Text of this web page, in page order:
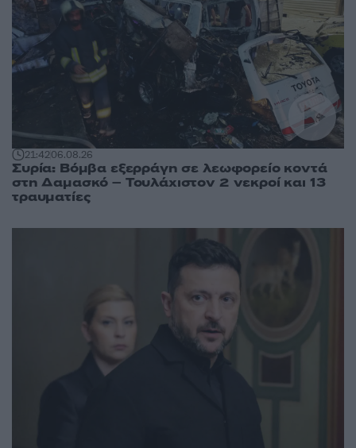
21:4206.08.26
Συρία: Βόμβα εξερράγη σε λεωφορείο κοντά
στη Δαμασκό – Τουλάχιστον 2 νεκροί και 13
τραυματίες